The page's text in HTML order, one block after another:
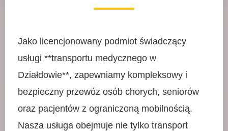
Jako licencjonowany podmiot świadczący
usługi **transportu medycznego w
Działdowie**, zapewniamy kompleksowy i
bezpieczny przewóz osób chorych, seniorów
oraz pacjentów z ograniczoną mobilnością.
Nasza usługa obejmuje nie tylko transport